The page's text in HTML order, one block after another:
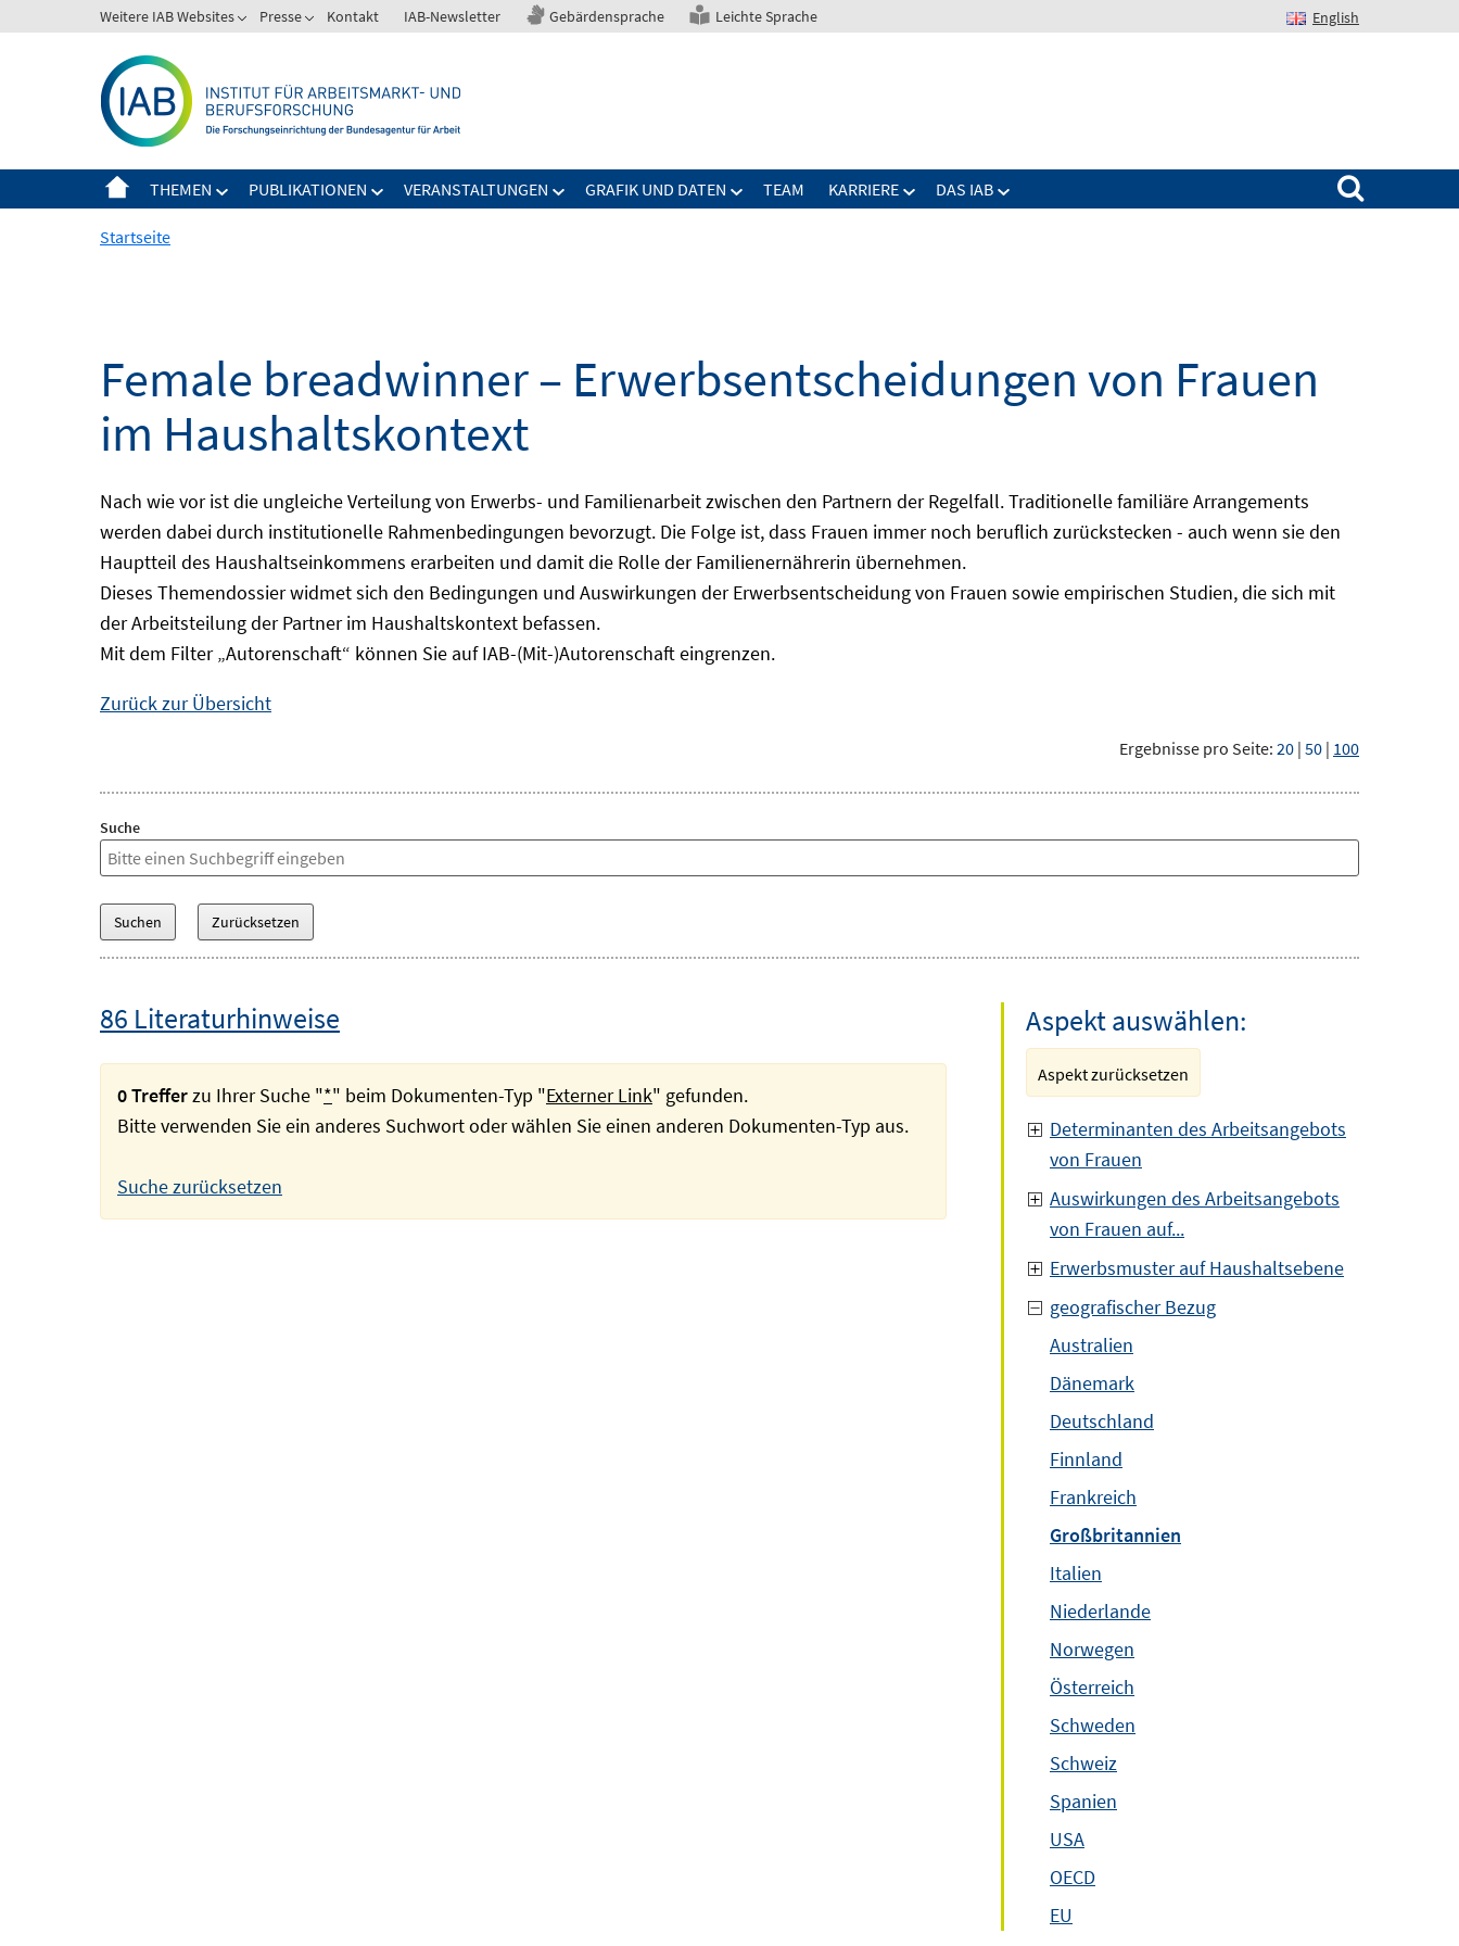
zum
Weitere IAB Websites Presse Kontakt IAB-Newsletter Gebärdensprache Leichte Sprache English
THEMEN PUBLIKATIONEN VERANSTALTUNGEN GRAFIK UND DATEN TEAM KARRIERE DAS IAB
Suchen nach:
Startseite
Female breadwinner – Erwerbsentscheidungen von Frauen
im Haushaltskontext
Nach wie vor ist die ungleiche Verteilung von Erwerbs- und Familienarbeit zwischen den Partnern der Regelfall. Traditionelle familiäre Arrangements
werden dabei durch institutionelle Rahmenbedingungen bevorzugt. Die Folge ist, dass Frauen immer noch beruflich zurückstecken - auch wenn sie den
Hauptteil des Haushaltseinkommens erarbeiten und damit die Rolle der Familienernährerin übernehmen.
Dieses Themendossier widmet sich den Bedingungen und Auswirkungen der Erwerbsentscheidung von Frauen sowie empirischen Studien, die sich mit
der Arbeitsteilung der Partner im Haushaltskontext befassen.
Mit dem Filter „Autorenschaft“ können Sie auf IAB-(Mit-)Autorenschaft eingrenzen.
Zurück zur Übersicht
Ergebnisse pro Seite: 20 | 50 | 100
Suche
86 Literaturhinweise
0 Trefferzu Ihrer Suche "*" beim Dokumenten-Typ "Externer Link" gefunden.
Bitte verwenden Sie ein anderes Suchwort oder wählen Sie einen anderen Dokumenten-Typ aus.
Suche zurücksetzen
Aspekt auswählen:
Aspekt zurücksetzen
Determinanten des Arbeitsangebots
von Frauen
Auswirkungen des Arbeitsangebots
von Frauen auf...
Erwerbsmuster auf Haushaltsebene
geografischer Bezug
Australien
Dänemark
Deutschland
Finnland
Frankreich
Großbritannien
Italien
Niederlande
Norwegen
Österreich
Schweden
Schweiz
Spanien
USA
OECD
EU